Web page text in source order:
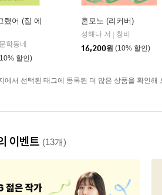
랬어 (집 에
문학동네
할인)
혼모노 (리커버)
성해나 저
창비
16,200원 (10% 할인)
에서 선택된 태그에 등록된 더 많은 상품을 확인해
이벤트 (13개)